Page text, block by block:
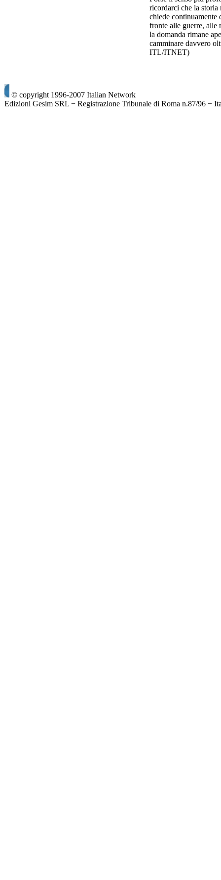
ricordarci che la storia
chiede continuamente
fronte alle guerre,
la domanda rimane
camminare davvero
ITL/ITNET)
© copyright 1996-2007 Italian Network
Edizioni Gesim SRL − Registrazione Tribunale di Roma n.87/96 −